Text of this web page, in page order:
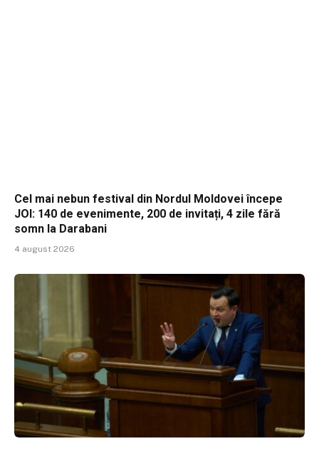
Cel mai nebun festival din Nordul Moldovei începe
JOI: 140 de evenimente, 200 de invitați, 4 zile fără
somn la Darabani
4 august 2026